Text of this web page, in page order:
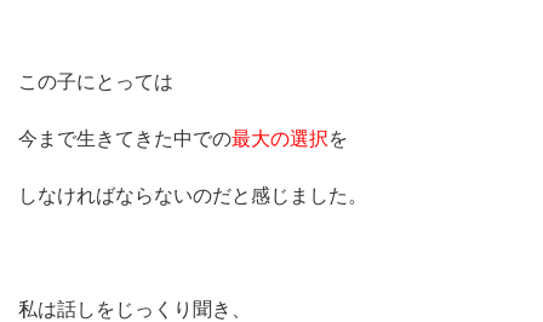
この子にとっては
今まで生きてきた中での最大の選択を
しなければならないのだと感じました。
私は話しをじっくり聞き、